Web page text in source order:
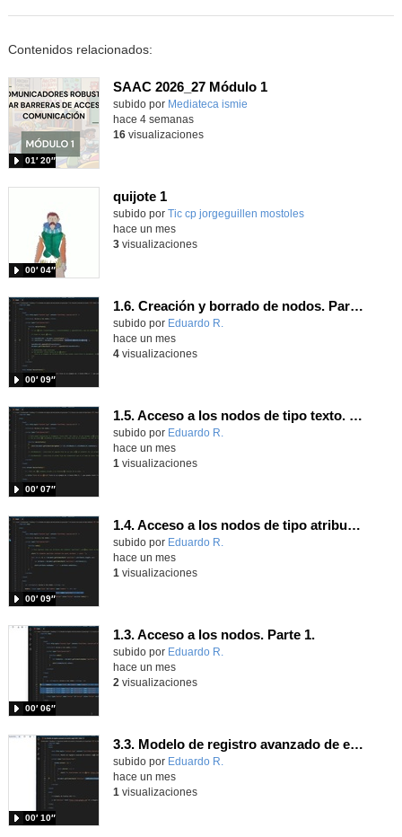
Contenidos relacionados:
SAAC 2026_27 Módulo 1
subido por Mediateca ismie
01′ 20″
hace 4 semanas
16visualizaciones
quijote 1
subido por Tic cp jorgeguillen mostoles
00′ 04″
-
hace un mes
3visualizaciones
1.6. Creación y borrado de nodos. Parte 1.
Contenido educativo.
subido por Eduardo R.
00′ 09″
hace un mes
4visualizaciones
1.5. Acceso a los nodos de tipo texto. Parte 1.
Contenido educativo.
subido por Eduardo R.
00′ 07″
hace un mes
1 visualizaciones
1.4. Acceso a los nodos de tipo atributo. Parte 1.
Contenido educativo.
subido por Eduardo R.
00′ 09″
hace un mes
1 visualizaciones
1.3. Acceso a los nodos. Parte 1.
Contenido educativo.
subido por Eduardo R.
00′ 06″
hace un mes
2 visualizaciones
3.3. Modelo de registro avanzado de eventos según W3C 1.
Contenido educativo.
subido por Eduardo R.
00′ 10″
hace un mes
1 visualizaciones